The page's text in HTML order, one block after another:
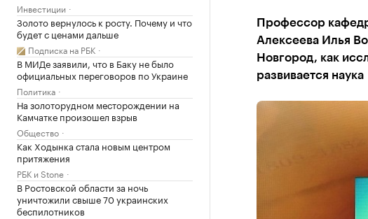
Инвестиции
Золото вернулось к росту. Почему и что
будет с ценами дальше
Подписка на РБК
В МИДе заявили, что в Баку не было
официальных переговоров по Украине
Политика
На золоторудном месторождении на
Камчатке произошел взрыв
Общество
Как Ходынка стала новым центром
притяжения
РБК и Stone
В Ростовской области за ночь
уничтожили свыше 70 украинских
беспилотников
Профессор
Алексеева Илья
Новгород, как
развивается наука